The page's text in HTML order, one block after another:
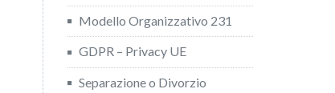
Modello Organizzativo 231
GDPR – Privacy UE
Separazione o Divorzio